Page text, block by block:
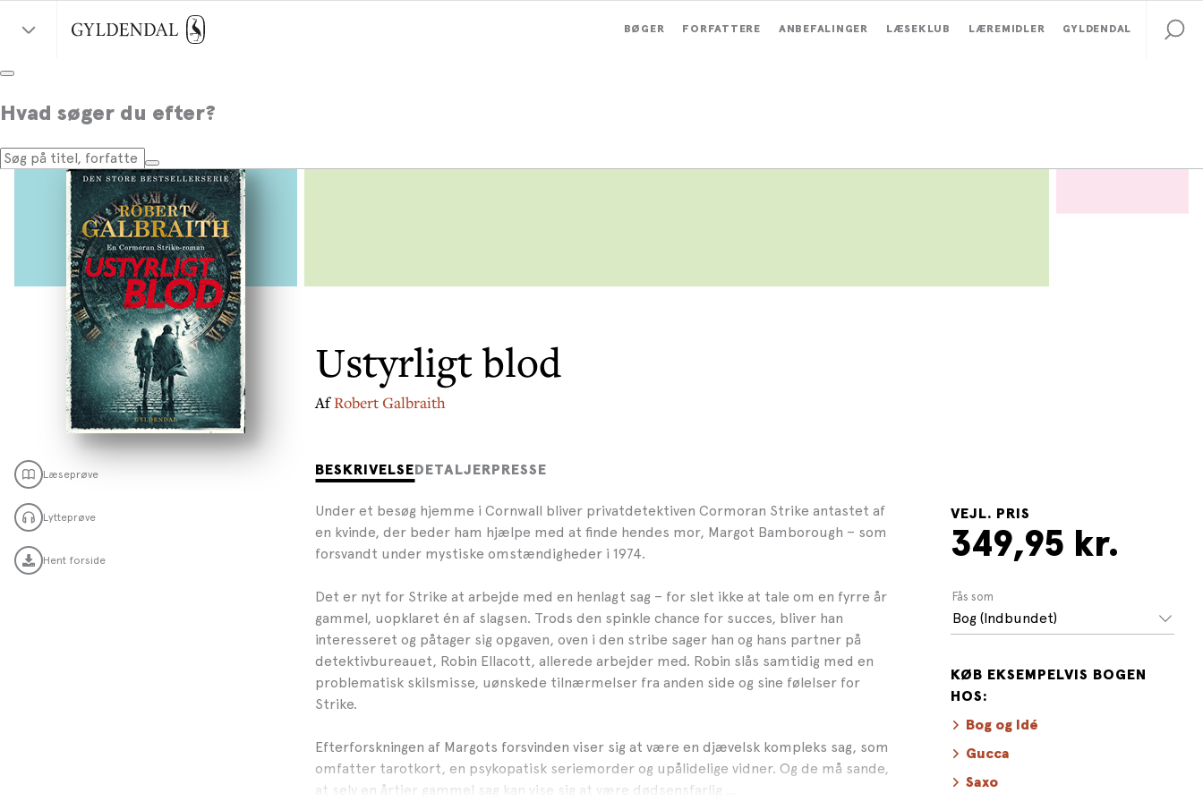
BØGER FORFATTERE ANBEFALINGER LÆSEKLUB LÆREMIDLER GYLDENDAL
Hvad søger du efter?
Ustyrligt blod
AfRobert Galbraith
Læseprøve
Lytteprøve
Hent forside
BESKRIVELSE DETALJER PRESSE
Under et besøg hjemme i Cornwall bliver privatdetektiven Cormoran Strike antastet af
en kvinde, der beder ham hjælpe med at finde hendes mor, Margot Bamborough – som
forsvandt under mystiske omstændigheder i 1974.
Det er nyt for Strike at arbejde med en henlagt sag – for slet ikke at tale om en fyrre år
gammel, uopklaret én af slagsen. Trods den spinkle chance for succes, bliver han
interesseret og påtager sig opgaven, oven i den stribe sager han og hans partner på
detektivbureauet, Robin Ellacott, allerede arbejder med. Robin slås samtidig med en
problematisk skilsmisse, uønskede tilnærmelser fra anden side og sine følelser for
Strike.
Efterforskningen af Margots forsvinden viser sig at være en djævelsk kompleks sag, som
omfatter tarotkort, en psykopatisk seriemorder og upålidelige vidner. Og de må sande,
at selv en årtier gammel sag kan vise sig at være dødsensfarlig …
VEJL. PRIS
349,95 kr.
Fås som
Bog (Indbundet)
KØB EKSEMPELVIS BOGEN
HOS:
Bog og Idé
Gucca
Saxo